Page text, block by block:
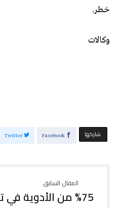
خطر.
وكالات
‫‫ شاركها‬ Facebook
Twitter
%75 من الأدوية في تونس محلية الصنع